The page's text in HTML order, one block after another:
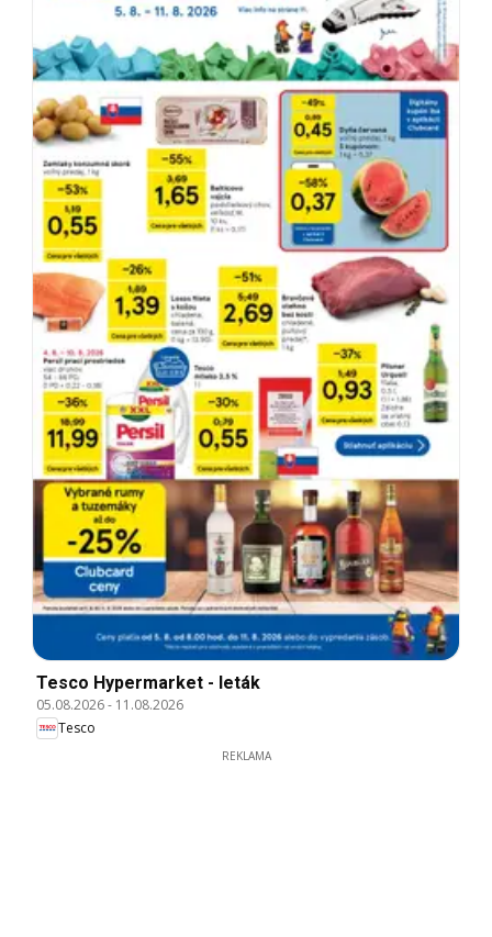
Tesco Hypermarket - leták
05.08.2026- 11.08.2026
Tesco
REKLAMA